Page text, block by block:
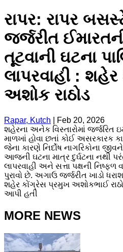
રાપર: રાપર
જર્જરીત
તૂટવાની ઘટના
લાપરવાહી :
અશોક રાઠોડ
Rapar, Kutch
Feb 20, 2026
શહેરના અનેક વિસ્તારોમાં જર્જરિત
માળખાં હોવા છતાં કોઈ અસરકારક
જેના કારણે નિર્દોષ નાગરિકોના
આજની ઘટના માત્ર દુર્ઘટના નથી
લાપરવાહી અને સત્તા પક્ષની નિષ્ફળ
પુરાવો છે. અગાઉ જર્જરીત ખાડો
શહેર કોંગ્રેસ પ્રમુખ અશોકભાઈ
આપી હતી
MORE NEWS